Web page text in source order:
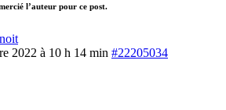
l’auteur pour ce post.
2022 à 10 h 14 min #22205034